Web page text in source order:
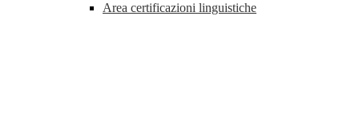
Area certificazioni linguistiche